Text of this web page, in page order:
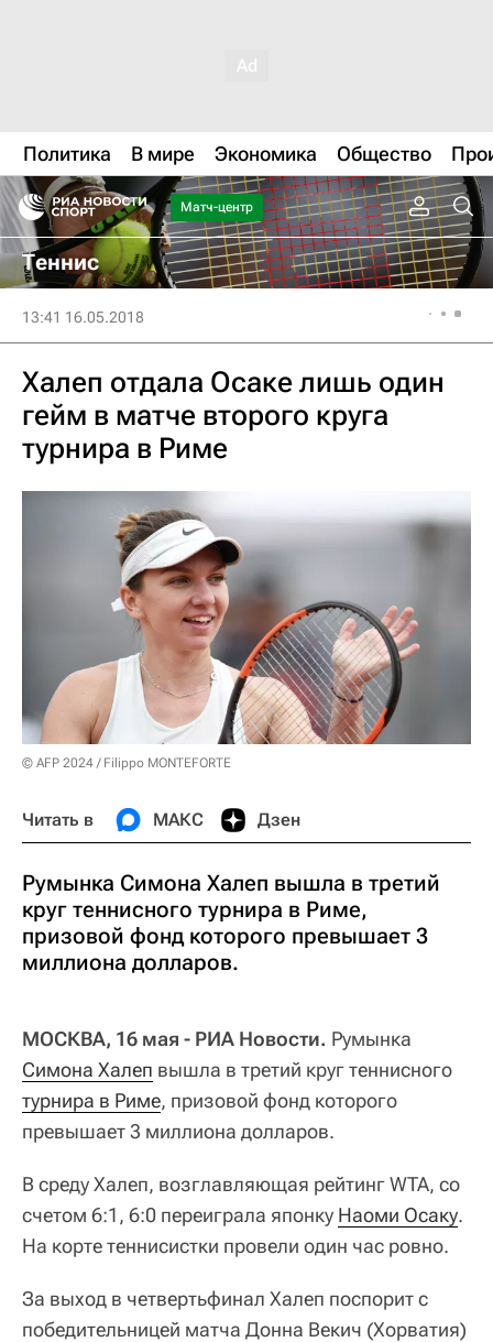
Политика В мире Экономика Общество
Матч-центр
Теннис
13:41 16.05.2018
Халеп отдала Осаке лишь один
гейм в матче второго круга
турнира в Риме
© AFP 2024 / Filippo MONTEFORTE
Читать в МАКС Дзен
Румынка Симона Халеп вышла в третий
круг теннисного турнира в Риме,
призовой фонд которого превышает 3
миллиона долларов.
МОСКВА, 16 мая - РИА Новости. Румынка
Симона Халеп вышла в третий круг теннисного
турнира в Риме, призовой фонд которого
превышает 3 миллиона долларов.
В среду Халеп, возглавляющая рейтинг WTA, со
счетом 6:1, 6:0 переиграла японку Наоми Осаку.
На корте теннисистки провели один час ровно.
За выход в четвертьфинал Халеп поспорит с
победительницей матча Донна Векич (Хорватия)